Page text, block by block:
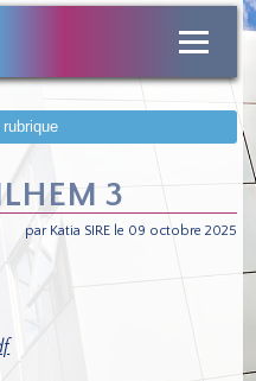
3
par Katia SIRE le 09 octobre 2025